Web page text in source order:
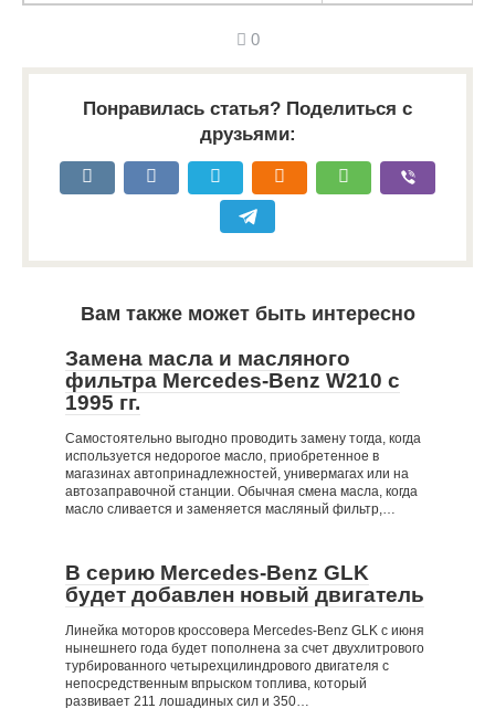
0
Понравилась статья? Поделиться с
друзьями:
Вам также может быть интересно
Замена масла и масляного
фильтра Mercedes-Benz W210 c
1995 гг.
Самостоятельно выгодно проводить замену тогда, когда
используется недорогое масло, приобретенное в
магазинах автопринадлежностей, универмагах или на
автозаправочной станции. Обычная смена масла, когда
масло сливается и заменяется масляный фильтр,…
В серию Mercedes-Benz GLK
будет добавлен новый двигатель
Линейка моторов кроссовера Mercedes-Benz GLK с июня
нынешнего года будет пополнена за счет двухлитрового
турбированного четырехцилиндрового двигателя с
непосредственным впрыском топлива, который
развивает 211 лошадиных сил и 350…